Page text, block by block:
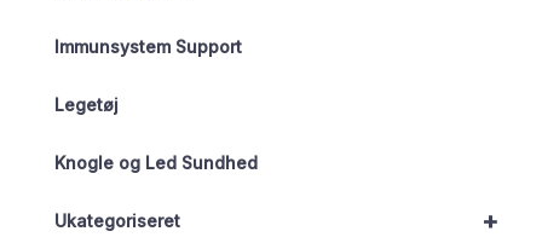
Immunsystem Support
Legetøj
Knogle og Led Sundhed
+
Ukategoriseret